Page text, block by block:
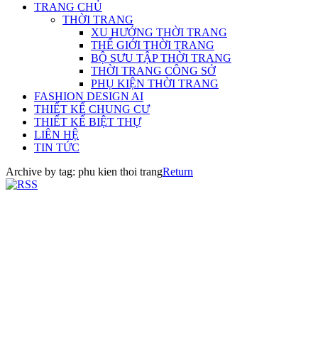
TRANG CHỦ
THỜI TRANG
XU HƯỚNG THỜI TRANG
THẾ GIỚI THỜI TRANG
BỘ SƯU TẬP THỜI TRANG
THỜI TRANG CÔNG SỞ
PHỤ KIỆN THỜI TRANG
FASHION DESIGN AI
THIẾT KẾ CHUNG CƯ
THIẾT KẾ BIỆT THỰ
LIÊN HỆ
TIN TỨC
Archive by tag: phu kien thoi trangReturn